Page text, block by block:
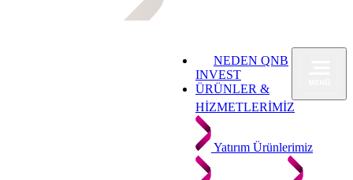
NEDEN QNB
INVEST
ÜRÜNLER &
HİZMETLERİMİZ
Yatırım Ürünlerimiz